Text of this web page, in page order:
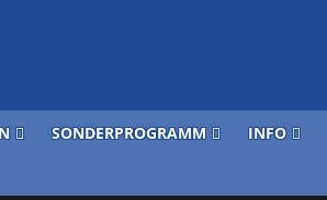
SONDERPROGRAMM INFO